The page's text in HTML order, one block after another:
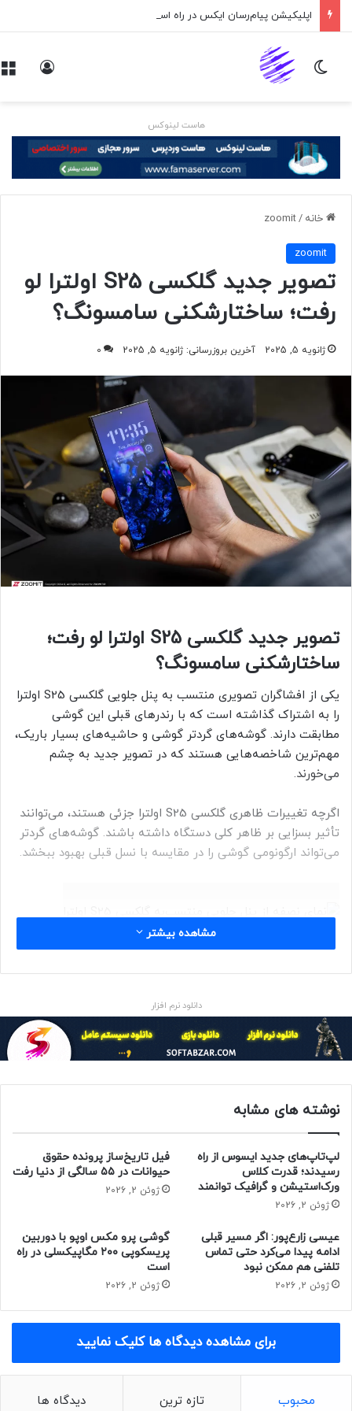
اپلیکیشن پیام‌رسان ایکس در راه است
تغییر پوسته
هاست لینوکس
خانه /
zoomit
zoomit
تصویر جدید گلکسی S25 اولترا لو
رفت؛ ساختارشکنی سامسونگ؟
ژانویه 5, 2025 آخرین بروزرسانی: ژانویه 5, 2025 0
تصویر جدید گلکسی S25 اولترا لو رفت؛
ساختارشکنی سامسونگ؟
یکی از افشاگران تصویری منتسب‌ به پنل جلویی گلکسی S25 اولترا
را به اشتراک گذاشته است که با رندرهای قبلی این گوشی
مطابقت دارند. گوشه‌های گردتر گوشی و حاشیه‌های بسیار باریک،
مهم‌ترین شاخصه‌هایی هستند که در تصویر جدید به چشم
می‌خورند.
اگرچه تغییرات ظاهری گلکسی S25 اولترا جزئی هستند، می‌توانند
تأثیر بسزایی بر ظاهر کلی دستگاه داشته باشند. گوشه‌های گردتر
می‌تواند ارگونومی گوشی را در مقایسه با نسل قبلی بهبود ببخشد.
دوربین‌های گوشی حداقل روی کاغذ تغییری کرده باشند.
سامسونگ احتمالا ۲۲ ژانویه (۳ بهمن) در رویداد گلکسی آنپکد
نسل جدید گوشی‌های پرچم‌دار خود را رونمایی می‌کند.
حتما بخوانید :گوشی پرچم‌دار جدید نوبیا در تست مقاومت
مشاهده بیشتر
دانلود نرم افزار
نوشته های مشابه
لپ‌تاپ‌های جدید ایسوس از راه
رسیدند؛ قدرت کلاس
ورک‌استیشن و گرافیک توانمند
ژوئن 2, 2026
فیل تاریخ‌ساز پرونده حقوق
حیوانات در ۵۵ سالگی از دنیا رفت
ژوئن 2, 2026
عیسی زارع‌پور: اگر مسیر قبلی
ادامه پیدا می‌کرد حتی تماس
تلفنی هم ممکن نبود
ژوئن 2, 2026
گوشی پرو مکس اوپو با دوربین
پریسکوپی ۲۰۰ مگاپیکسلی در راه
است
ژوئن 2, 2026
برای مشاهده دیدگاه ها کلیک نمایید
محبوب تازه ترین دیدگاه ها